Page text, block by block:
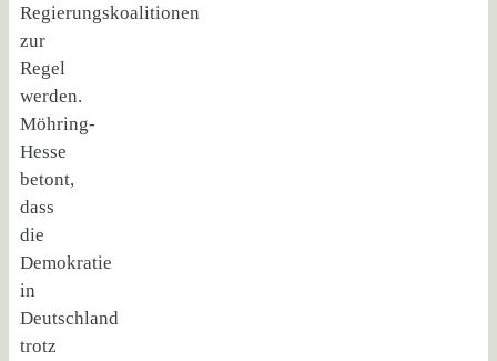
Regierungskoalitionen
zur
Regel
werden.
Möhring-
Hesse
betont,
dass
die
Demokratie
in
Deutschland
trotz